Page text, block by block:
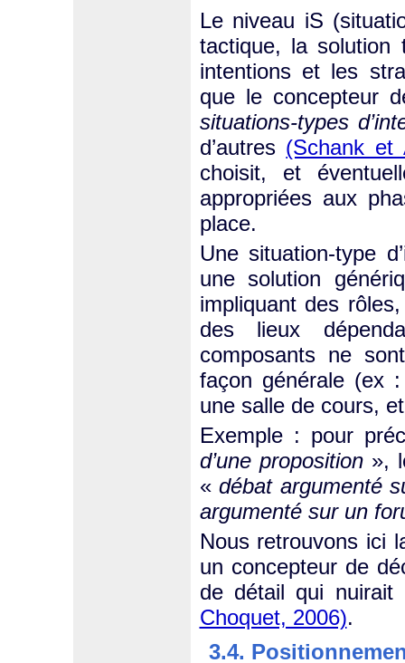
Le niveau iS
tactique, la
intentions et les
que le concepteur
situations-types
d’autres (Schank et
choisit, et
appropriées aux
place.
Une situation-type
une solution
impliquant des
des lieux
composants ne
façon générale (ex
une salle de cours,
Exemple : pour
d’une proposition»,
«débat argumenté
argumenté sur un
Nous retrouvons ici
un concepteur de
de détail qui nuirait
Choquet, 2006).
3.4.